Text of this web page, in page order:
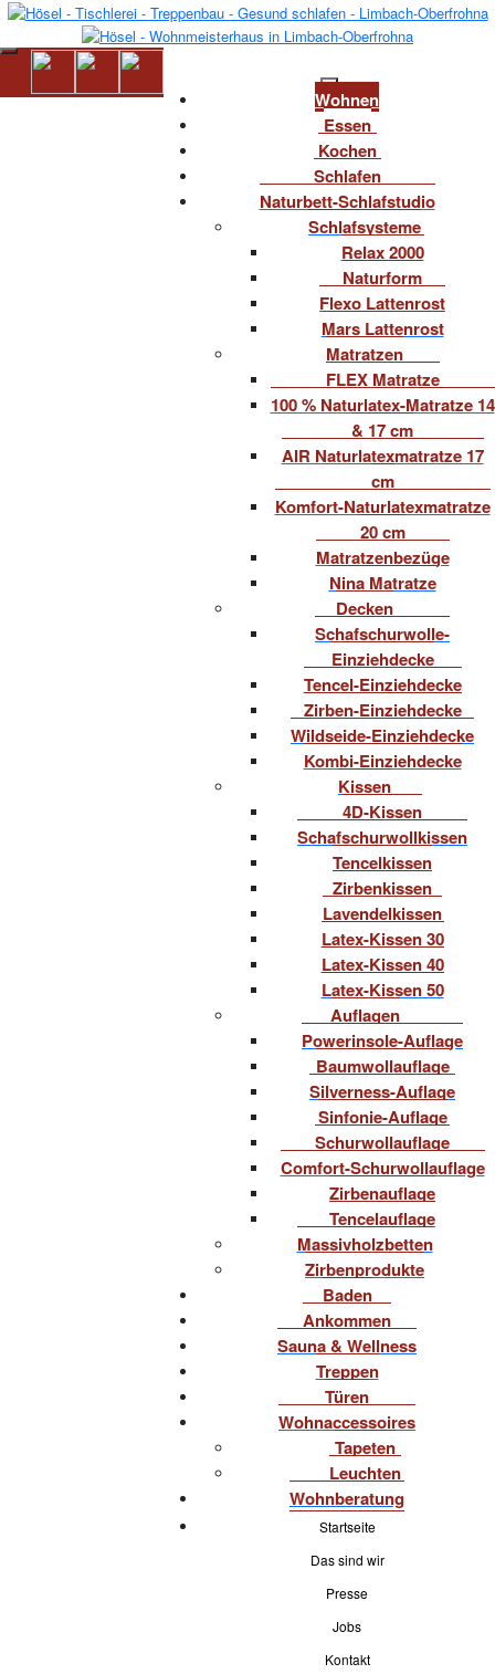
Wohnen
Essen
Kochen
Schlafen
Naturbett-Schlafstudio
Schlafsysteme
Relax 2000
Naturform
Flexo Lattenrost
Mars Lattenrost
Matratzen
FLEX Matratze
100 % Naturlatex-Matratze 14
& 17 cm
AIR Naturlatexmatratze 17
cm
Komfort-Naturlatexmatratze
20 cm
Matratzenbezüge
Nina Matratze
Decken
Schafschurwolle-
Einziehdecke
Tencel-Einziehdecke
Zirben-Einziehdecke
Wildseide-Einziehdecke
Kombi-Einziehdecke
Kissen
4D-Kissen
Schafschurwollkissen
Tencelkissen
Zirbenkissen
Lavendelkissen
Latex-Kissen 30
Latex-Kissen 40
Latex-Kissen 50
Auflagen
Powerinsole-Auflage
Baumwollauflage
Silverness-Auflage
Sinfonie-Auflage
Schurwollauflage
Comfort-Schurwollauflage
Zirbenauflage
Tencelauflage
Massivholzbetten
Zirbenprodukte
Baden
Ankommen
Sauna & Wellness
Treppen
Türen
Wohnaccessoires
Tapeten
Leuchten
Wohnberatung
Startseite
Das sind wir
Presse
Jobs
Kontakt